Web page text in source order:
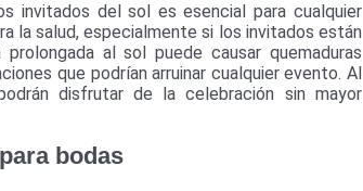
invitados del sol es esencial para cualquier
la salud, especialmente si los invitados están
al sol puede causar quemaduras
que podrían arruinar cualquier evento. Al
disfrutar de la celebración sin mayor
bodas